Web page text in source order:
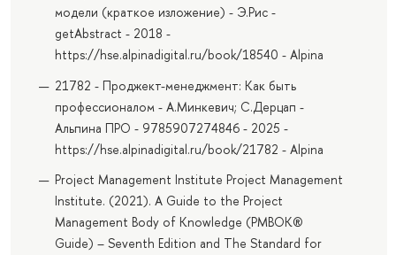
модели (краткое изложение) - Э.Рис -
getAbstract - 2018 -
https://hse.alpinadigital.ru/book/18540 - Alpina
21782 - Проджект-менеджмент: Как быть
профессионалом - А.Минкевич; С.Дерцап -
Альпина ПРО - 9785907274846 - 2025 -
https://hse.alpinadigital.ru/book/21782 - Alpina
Project Management Institute Project Management
Institute. (2021). A Guide to the Project
Management Body of Knowledge (PMBOK®
Guide) – Seventh Edition and The Standard for